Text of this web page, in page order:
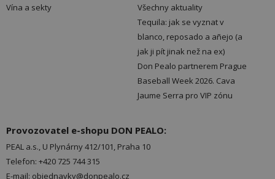
Vína a sekty
Všechny aktuality
Tequila: jak se vyznat v
blanco, reposado a añejo (a
jak ji pít jinak než na ex)
Don Pealo partnerem Prague
Baseball Week 2026. Cava
Jaume Serra pro VIP zónu
Provozovatel e-shopu DON PEALO:
PEAL a.s., U Plynárny 412/101, Praha 10
Telefon: +420 725 744 315
E-mail: objednavky@donpealo.cz